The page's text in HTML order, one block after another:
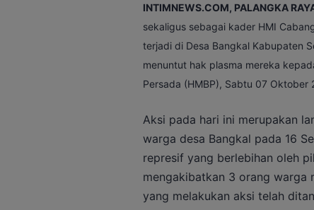
INTIMNEWS.COM, PALANGKA
sekaligus sebagai kader HMI
terjadi di Desa Bangkal Kabupaten
menuntut hak plasma mereka
Persada (HMBP), Sabtu 07
Aksi pada hari ini merupakan
warga desa Bangkal pada 16
represif yang berlebihan oleh
mengakibatkan 3 orang warga
yang melakukan aksi telah